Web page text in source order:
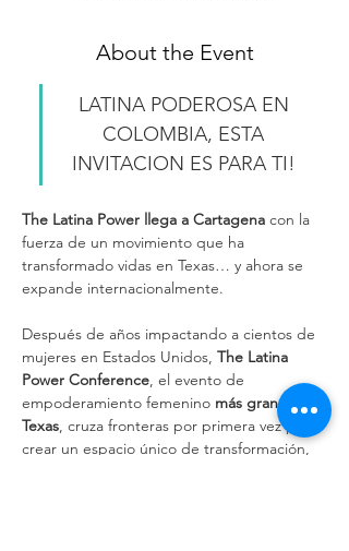
About the Event
LATINA PODEROSA EN
COLOMBIA, ESTA
INVITACION ES PARA TI!
The Latina Power llega a Cartagena con la
fuerza de un movimiento que ha
transformado vidas en Texas… y ahora se
expande internacionalmente.
Después de años impactando a cientos de
mujeres en Estados Unidos, The Latina
Power Conference, el evento de
empoderamiento femenino más grande de
Texas, cruza fronteras por primera vez para
crear un espacio único de transformación,